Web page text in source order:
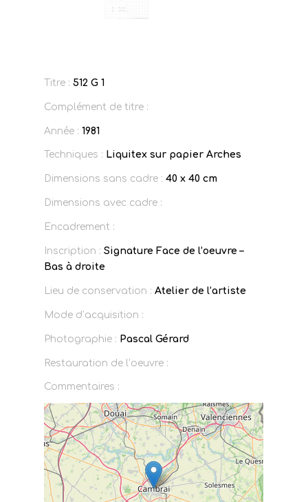
Titre : 512 G 1
Complément de titre :
Année : 1981
Techniques : Liquitex sur papier Arches
Dimensions sans cadre : 40 x 40 cm
Dimensions avec cadre :
Encadrement :
Inscription : Signature Face de l’oeuvre –
Bas à droite
Lieu de conservation : Atelier de l’artiste
Mode d’acquisition :
Photographie : Pascal Gérard
Restauration de l’oeuvre :
Commentaires :